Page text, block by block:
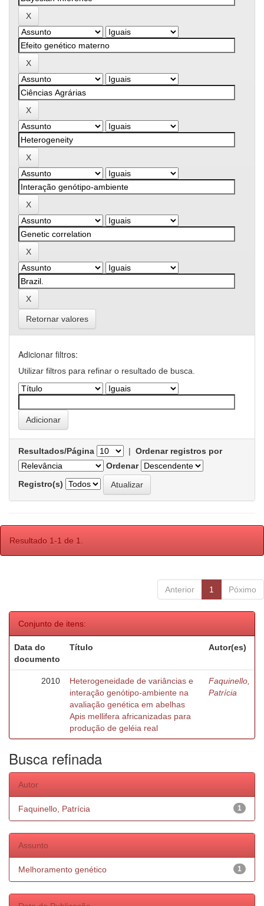
Retornar valores
Adicionar filtros:
Utilizar filtros para refinar o resultado de busca.
Resultados/Página | Ordenar registros por
Ordenar
Registro(s)
Resultado 1-1 de 1.
Anterior 1 Póximo
Conjunto de itens:
Data do
documento
Título Autor(es)
2010
Heterogeneidade de variâncias e
interação genótipo-ambiente na
avaliação genética em abelhas
Apis mellifera africanizadas para
produção de geléia real
Faquinello,
Patrícia
Busca refinada
Autor
1
Faquinello, Patrícia
Assunto
1
Melhoramento genético